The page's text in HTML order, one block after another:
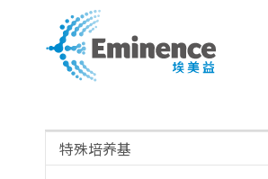
特殊培养基